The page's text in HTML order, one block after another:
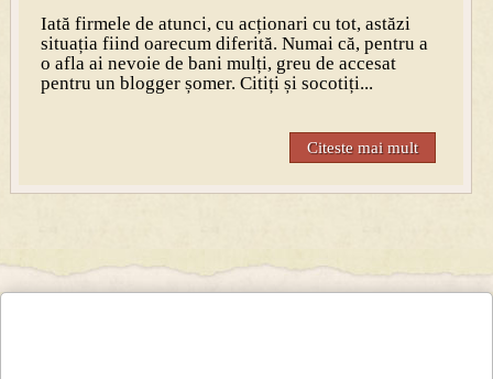
Iată firmele de atunci, cu acționari cu tot, astăzi
situația fiind oarecum diferită. Numai că, pentru a
o afla ai nevoie de bani mulți, greu de accesat
pentru un blogger șomer. Citiți și socotiți...
Citeste mai mult